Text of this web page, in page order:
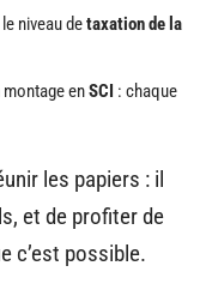
niveau detaxation de la
enSCI : chaque
les papiers : il
et de profiter de
c’est possible.